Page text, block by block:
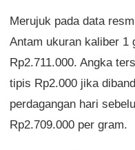
Merujuk pada data
Antam ukuran kaliber 1
Rp2.711.000. Angka
tipis Rp2.000 jika
perdagangan hari
Rp2.709.000 per gram.